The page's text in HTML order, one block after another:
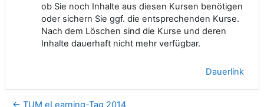
ob Sie noch Inhalte aus diesen Kursen benötigen
oder sichern Sie ggf. die entsprechenden Kurse.
Nach dem Löschen sind die Kurse und deren
Inhalte dauerhaft nicht mehr verfügbar.
Dauerlink
← TUM eLearning-Tag 2014